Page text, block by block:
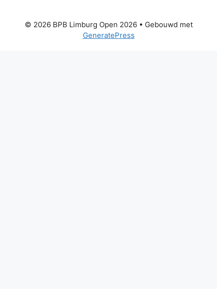
© 2026 BPB Limburg Open 2026• Gebouwd met
GeneratePress